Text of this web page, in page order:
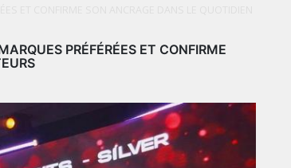
PRÉFÉRÉES ET CONFIRME
LES IMPÉRIALES WEEK 2025: